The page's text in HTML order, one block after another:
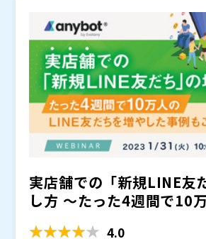
め、潜在的な市場の開拓が行える可能
また、誰もが使いやすいWebサイト
ることで、顧客満足度の向上にもつ
ります。
イントをお伝えいたします。 Webサ
善を行いたいとお考えのWeb担当者
への対応を行いたいとお考えの方に
です。
実店舗での「新規LINE友
し方 〜たった4週間で10
4.0